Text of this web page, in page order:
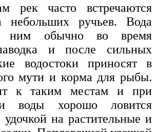
рек часто встречаются
небольших ручьев. Вода
ним обычно во время
и после сильных
водостоки приносят в
мути и корма для рыбы.
к таким местам и при
воды хорошо ловится
удочкой на растительные и